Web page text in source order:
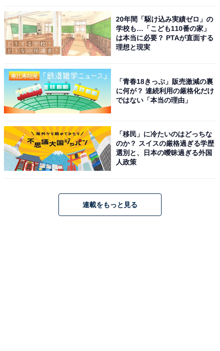
20年間「駆け込み実績ゼロ」の
学校も…「こども110番の家」
は本当に必要？ PTAが直面する
理想と現実
「青春18きっぷ」販売激減の裏
に何が？ 連続利用の厳格化だけ
ではない「本当の理由」
「移民」に冷たいのはどっちな
のか？ スイスの厳格過ぎる学歴
選別と、日本の曖昧過ぎる外国
人政策
連載をもっと見る